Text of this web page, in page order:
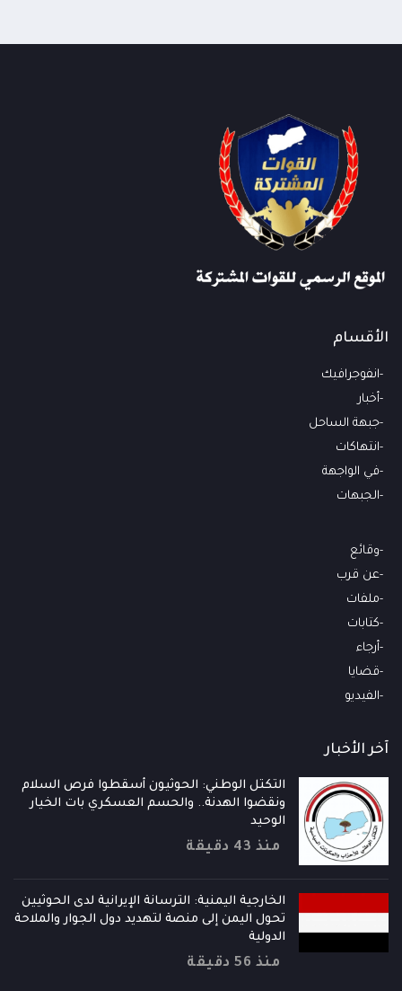
الأقسام
انفوجرافيك
أخبار
جبهة الساحل
انتهاكات
في الواجهة
الجبهات
وقائع
عن قرب
ملفات
كتابات
أرجاء
قضايا
الفيديو
آخر الأخبار
التكتل الوطني: الحوثيون أسقطوا فرص السلام
ونقضوا الهدنة.. والحسم العسكري بات الخيار
الوحيد
منذ 43 دقيقة
الخارجية اليمنية: الترسانة الإيرانية لدى الحوثيين
تحول اليمن إلى منصة لتهديد دول الجوار والملاحة
الدولية
منذ 56 دقيقة